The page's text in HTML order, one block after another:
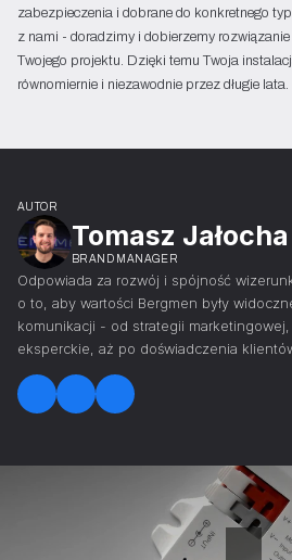
zabezpieczenia i dobrane do konkretnego
z nami - doradzimy i dobierzemy
Twojego projektu. Dzięki temu Twoja
równomiernie i niezawodnie przez długie lata.
AUTOR
Tomasz Jałocha
BRAND MANAGER
Odpowiada za rozwój i spójność
o to, aby wartości Bergmen były
komunikacji - od strategii marketingowej,
eksperckie, aż po doświadczenia